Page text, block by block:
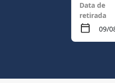
Data de
retirada